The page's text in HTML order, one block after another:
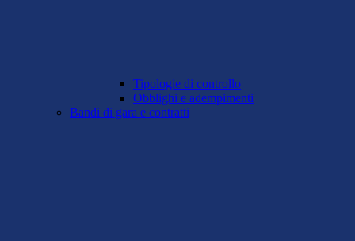
Tipologie di controllo
Obblighi e adempimenti
Bandi di gara e contratti